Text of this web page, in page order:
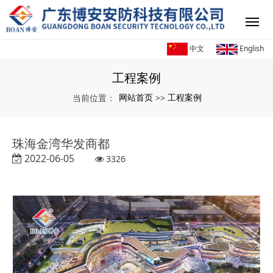
中文 English
工程案例
当前位置： 网站首页 >> 工程案例
珠海金湾华发商都
2022-06-05 3326